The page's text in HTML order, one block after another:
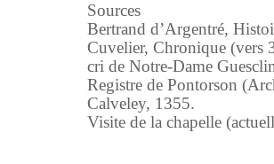
Sources
Bertrand d’Argentré,
Cuvelier, Chronique (vers
cri de Notre-Dame
Registre de Pontorson
Calveley, 1355.
Visite de la chapelle